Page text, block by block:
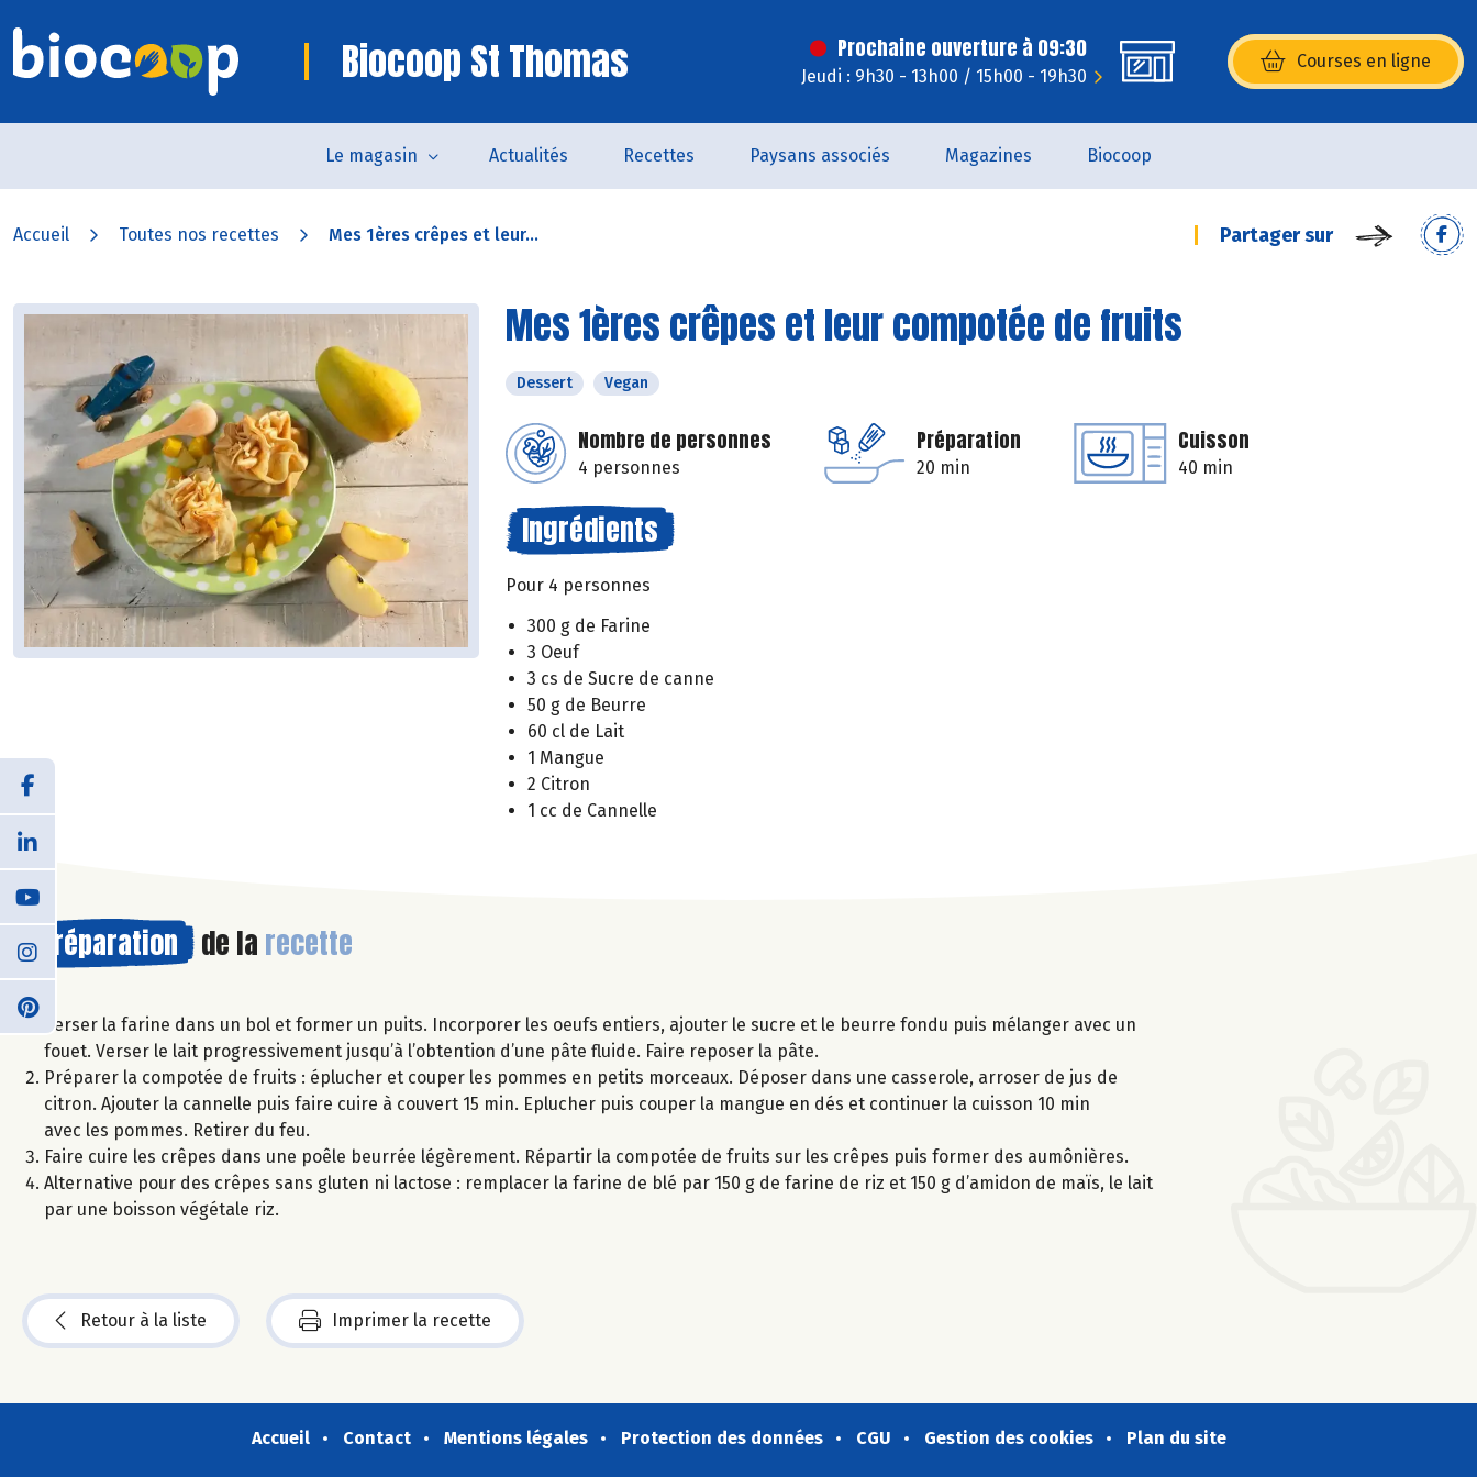
Biocoop St Thomas Prochaine ouverture à 09:30
Jeudi : 9h30 - 13h00 / 15h00 - 19h30
Courses en ligne
(s’ouvre dans une nouvelle
Le magasin Actualités Recettes Paysans associés Magazines Biocoop
Accueil Toutes nos recettes Mes 1ères crêpes et leur... Partager sur
Mes 1ères crêpes et leur compotée de fruits
Dessert Vegan
Nombre de personnes
4 personnes
Préparation
20 min
Cuisson
40 min
Ingrédients
Pour 4 personnes
300 g de Farine
3 Oeuf
3 cs de Sucre de canne
50 g de Beurre
60 cl de Lait
1 Mangue
2 Citron
1 cc de Cannelle
Préparation de la recette
Verser la farine dans un bol et former un puits. Incorporer les oeufs entiers, ajouter le sucre et le beurre fondu puis mélanger avec un
fouet. Verser le lait progressivement jusqu’à l’obtention d’une pâte fluide. Faire reposer la pâte.
Préparer la compotée de fruits : éplucher et couper les pommes en petits morceaux. Déposer dans une casserole, arroser de jus de
citron. Ajouter la cannelle puis faire cuire à couvert 15 min. Eplucher puis couper la mangue en dés et continuer la cuisson 10 min
avec les pommes. Retirer du feu.
Faire cuire les crêpes dans une poêle beurrée légèrement. Répartir la compotée de fruits sur les crêpes puis former des aumônières.
Alternative pour des crêpes sans gluten ni lactose : remplacer la farine de blé par 150 g de farine de riz et 150 g d’amidon de maïs, le lait
par une boisson végétale riz.
Retour à la liste Imprimer la recette
Accueil Contact Mentions légales Protection des données CGU Gestion des cookies Plan du site